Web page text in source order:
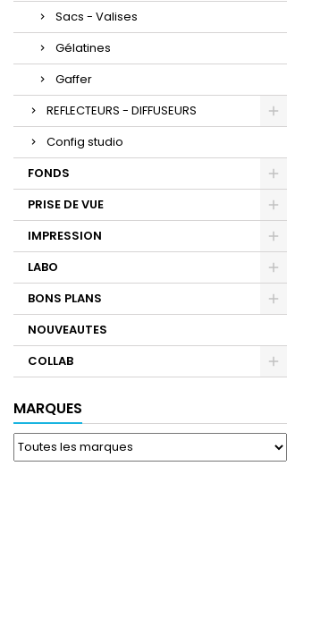
Sacs - Valises
Gélatines
Gaffer
REFLECTEURS - DIFFUSEURS
Config studio
FONDS
PRISE DE VUE
IMPRESSION
LABO
BONS PLANS
NOUVEAUTES
COLLAB
MARQUES